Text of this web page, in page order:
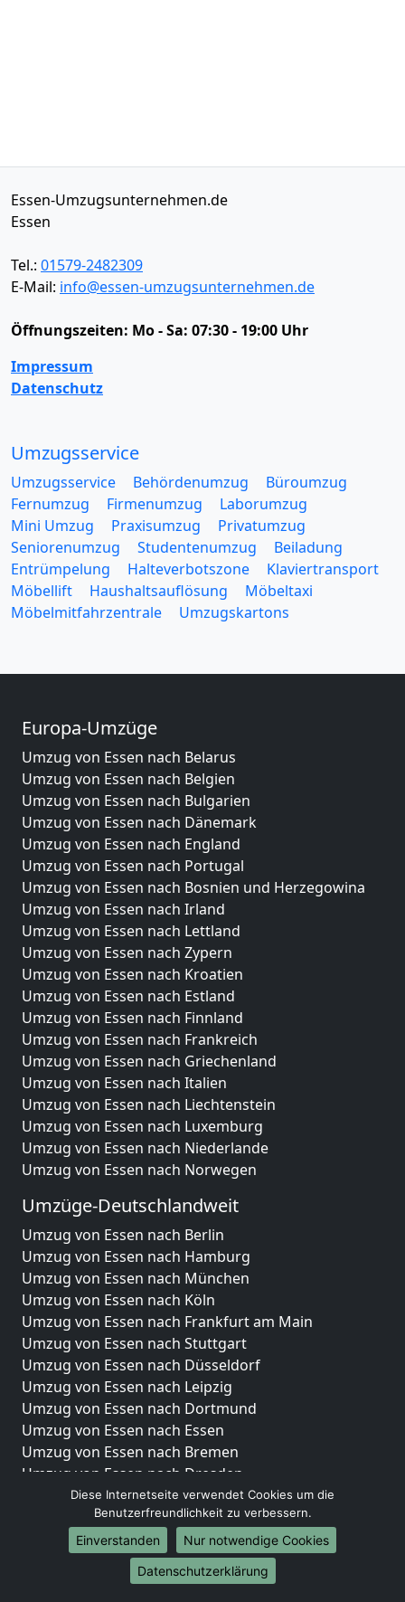
Essen-Umzugsunternehmen.de
Essen
Tel.: 01579-2482309
E-Mail: info@essen-umzugsunternehmen.de
Öffnungszeiten: Mo - Sa: 07:30 - 19:00 Uhr
Impressum
Datenschutz
Umzugsservice
Umzugsservice Behördenumzug
Büroumzug
Fernumzug
Firmenumzug
Laborumzug
Mini Umzug
Praxisumzug
Privatumzug
Seniorenumzug
Studentenumzug
Beiladung
Entrümpelung
Halteverbotszone
Klaviertransport
Möbellift
Haushaltsauflösung
Möbeltaxi
Möbelmitfahrzentrale
Umzugskartons
Europa-Umzüge
Umzug von Essen nach Belarus
Umzug von Essen nach Belgien
Umzug von Essen nach Bulgarien
Umzug von Essen nach Dänemark
Umzug von Essen nach England
Umzug von Essen nach Portugal
Umzug von Essen nach Bosnien und Herzegowina
Umzug von Essen nach Irland
Umzug von Essen nach Lettland
Umzug von Essen nach Zypern
Umzug von Essen nach Kroatien
Umzug von Essen nach Estland
Umzug von Essen nach Finnland
Umzug von Essen nach Frankreich
Umzug von Essen nach Griechenland
Umzug von Essen nach Italien
Umzug von Essen nach Liechtenstein
Umzug von Essen nach Luxemburg
Umzug von Essen nach Niederlande
Umzug von Essen nach Norwegen
Umzüge-Deutschlandweit
Umzug von Essen nach Berlin
Umzug von Essen nach Hamburg
Umzug von Essen nach München
Umzug von Essen nach Köln
Umzug von Essen nach Frankfurt am Main
Umzug von Essen nach Stuttgart
Umzug von Essen nach Düsseldorf
Umzug von Essen nach Leipzig
Umzug von Essen nach Dortmund
Umzug von Essen nach Essen
Umzug von Essen nach Bremen
Umzug von Essen nach Dresden
Umzug von Essen nach Hannover
Umzug von Essen nach Nürnberg
Umzug von Essen nach Duisburg
Umzug von Essen nach Bochum
Umzug von Essen nach Wuppertal
Diese Internetseite verwendet Cookies um die
Benutzerfreundlichkeit zu verbessern.
Einverstanden
Nur notwendige Cookies
Datenschutzerklärung